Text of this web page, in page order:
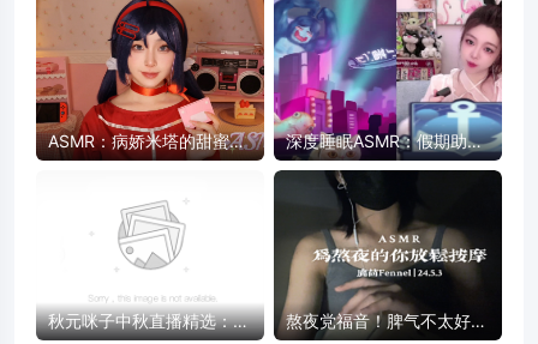
ASMR：病娇米塔的甜蜜陪
伴 - 药片、卡带、护肤品触
深度睡眠ASMR：假期助眠
放松，快速入睡
秋元咪子中秋直播精选：治
熬夜党福音！脾气不太好的